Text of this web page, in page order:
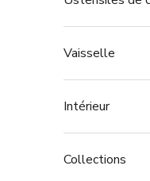
Vaisselle
Intérieur
Collections